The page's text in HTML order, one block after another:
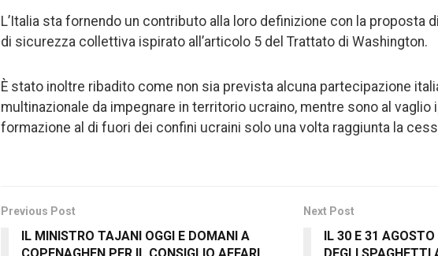
L’Italia sta fornendo un contributo alla loro definizione con la proposta
di sicurezza collettiva ispirato all’articolo 5 del Trattato di Washington.
È stato inoltre ribadito come non sia prevista alcuna partecipazione
multinazionale da impegnare in territorio ucraino, mentre sono al
formazione al di fuori dei confini ucraini solo una volta raggiunta la
Previous Post
IL MINISTRO TAJANI OGGI E DOMANI A
Next Post
IL 30 E 31